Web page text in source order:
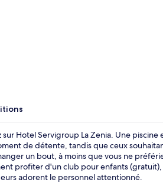
sur Hotel Servigroup La Zenia. Une
de détente, tandis que ceux
un bout, à moins que vous ne
profiter d'un club pour enfants
adorent le personnel attentionné.